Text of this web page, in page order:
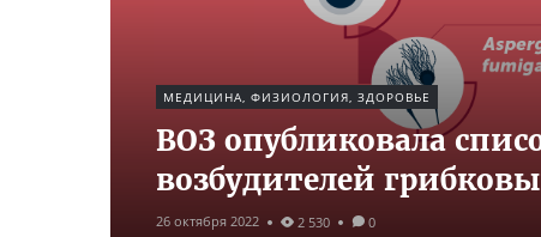
МЕДИЦИНА, ФИЗИОЛОГИЯ, ЗДОРОВЬЕ
ВОЗ опубликовала
возбудителей
26 октября 2022 2 530 0